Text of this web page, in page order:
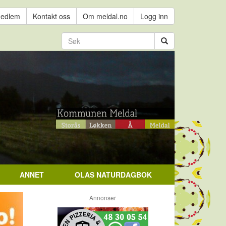
Kontakt oss Om meldal.no Logg inn
ANNET OLAS NATURDAGBOK
Annonser